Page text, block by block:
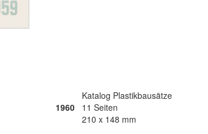
1960
Katalog Plastikbausätze
11 Seiten
210 x 148 mm